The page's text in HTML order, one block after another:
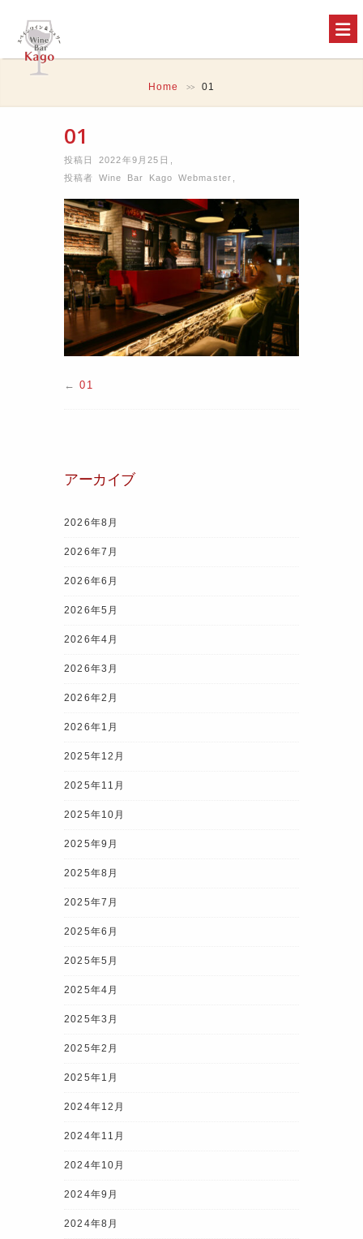
Home >> 01
01
投稿日 2022年9月25日
投稿者 Wine Bar Kago Webmaster
←01
アーカイブ
2026年8月
2026年7月
2026年6月
2026年5月
2026年4月
2026年3月
2026年2月
2026年1月
2025年12月
2025年11月
2025年10月
2025年9月
2025年8月
2025年7月
2025年6月
2025年5月
2025年4月
2025年3月
2025年2月
2025年1月
2024年12月
2024年11月
2024年10月
2024年9月
2024年8月